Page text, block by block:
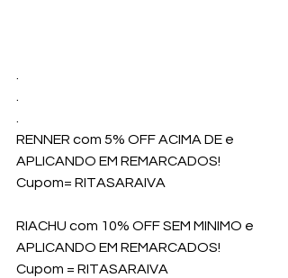
RENNER com 5% OFF ACIMA DE e
APLICANDO EM REMARCADOS!
Cupom= RITASARAIVA
RIACHU com 10% OFF SEM MINIMO e
APLICANDO EM REMARCADOS!
Cupom = RITASARAIVA